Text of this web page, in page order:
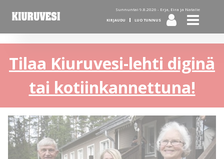
Sunnuntai 9.8.2026 - Erja, Eira ja Natalie
KIRJAUDU LUO TUNNUS
Tilaa Kiuruvesi-lehti diginä
tai kotiinkannettuna!